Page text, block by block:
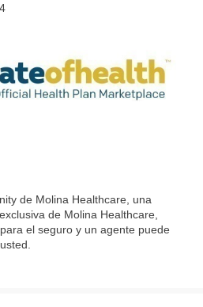
de Molina Healthcare, una
de Molina Healthcare,
el seguro y un agente puede